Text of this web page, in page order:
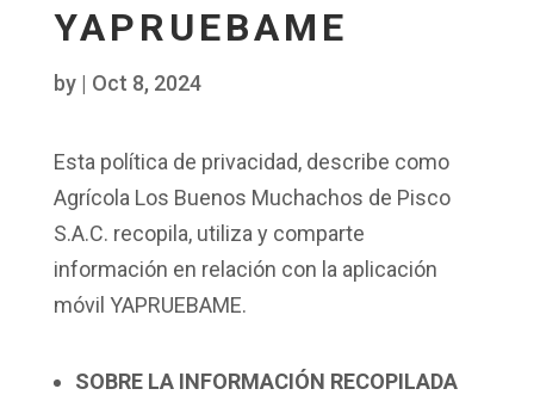
YAPRUEBAME
by | Oct 8, 2024
Esta política de privacidad, describe como
Agrícola Los Buenos Muchachos de Pisco
S.A.C. recopila, utiliza y comparte
información en relación con la aplicación
móvil YAPRUEBAME.
SOBRE LA INFORMACIÓN RECOPILADA